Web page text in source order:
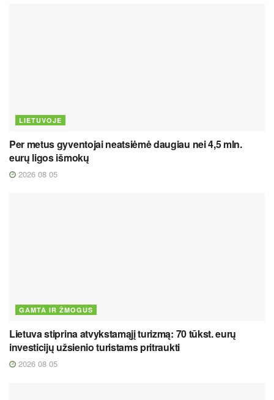
LIETUVOJE
Per metus gyventojai neatsiėmė daugiau nei 4,5 mln.
eurų ligos išmokų
2026 08 05
GAMTA IR ŽMOGUS
Lietuva stiprina atvykstamąjį turizmą: 70 tūkst. eurų
investicijų užsienio turistams pritraukti
2026 08 05